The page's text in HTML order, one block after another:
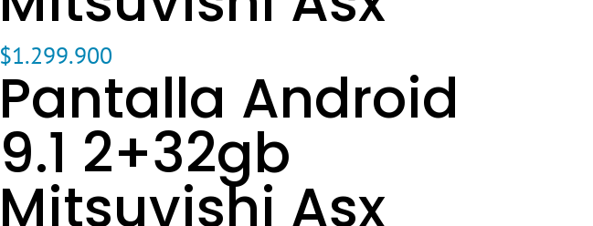
$1.299.900
Pantalla Android
9.1 2+32gb
Mitsuvishi Asx